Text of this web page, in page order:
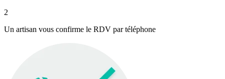
2
Un artisan vous confirme le RDV par téléphone